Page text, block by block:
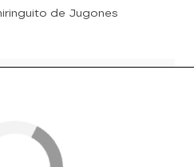
de Jugones